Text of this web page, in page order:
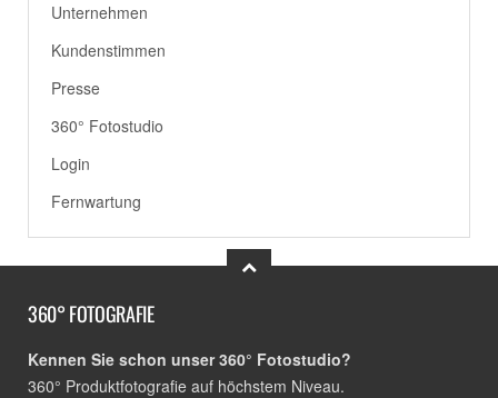
Unternehmen
Kundenstimmen
Presse
360° Fotostudio
Login
Fernwartung
360° FOTOGRAFIE
Kennen Sie schon unser 360° Fotostudio?
360° Produktfotografie auf höchstem Niveau.